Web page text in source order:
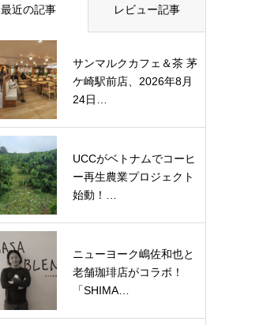
最近の記事 レビュー記事
サンマルクカフェ＆茶 茅
ケ崎駅前店、2026年8月
24日…
UCCがベトナムでコーヒ
ー再生農業プロジェクト
始動！…
ニューヨーク嶋佐和也と
老舗珈琲店がコラボ！
「SHIMA…